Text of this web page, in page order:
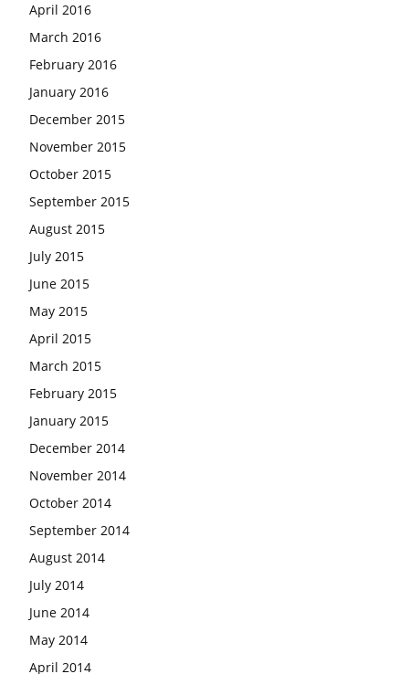
April 2016
March 2016
February 2016
January 2016
December 2015
November 2015
October 2015
September 2015
August 2015
July 2015
June 2015
May 2015
April 2015
March 2015
February 2015
January 2015
December 2014
November 2014
October 2014
September 2014
August 2014
July 2014
June 2014
May 2014
April 2014